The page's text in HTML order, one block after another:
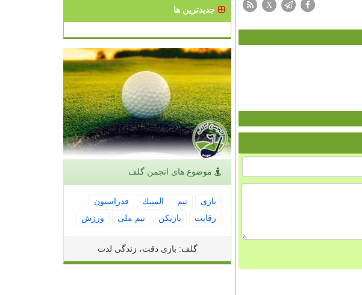
X
جدیدترین ها
موضوع های انجمن گلف
بازی تیم المپیك
فدراسیون
رقابت
بازیكن تیم ملی ورزش
گلف: بازی دقت، زندگی لذت